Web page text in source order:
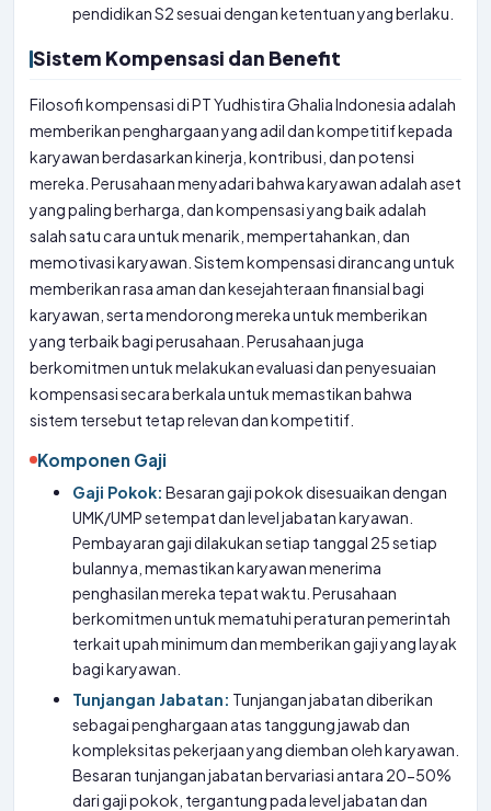
pendidikan S2 sesuai dengan ketentuan yang berlaku.
Sistem Kompensasi dan Benefit
Filosofi kompensasi di PT Yudhistira Ghalia Indonesia adalah
memberikan penghargaan yang adil dan kompetitif kepada
karyawan berdasarkan kinerja, kontribusi, dan potensi
mereka. Perusahaan menyadari bahwa karyawan adalah aset
yang paling berharga, dan kompensasi yang baik adalah
salah satu cara untuk menarik, mempertahankan, dan
memotivasi karyawan. Sistem kompensasi dirancang untuk
memberikan rasa aman dan kesejahteraan finansial bagi
karyawan, serta mendorong mereka untuk memberikan
yang terbaik bagi perusahaan. Perusahaan juga
berkomitmen untuk melakukan evaluasi dan penyesuaian
kompensasi secara berkala untuk memastikan bahwa
sistem tersebut tetap relevan dan kompetitif.
Komponen Gaji
Gaji Pokok: Besaran gaji pokok disesuaikan dengan
UMK/UMP setempat dan level jabatan karyawan.
Pembayaran gaji dilakukan setiap tanggal 25 setiap
bulannya, memastikan karyawan menerima
penghasilan mereka tepat waktu. Perusahaan
berkomitmen untuk mematuhi peraturan pemerintah
terkait upah minimum dan memberikan gaji yang layak
bagi karyawan.
Tunjangan Jabatan: Tunjangan jabatan diberikan
sebagai penghargaan atas tanggung jawab dan
kompleksitas pekerjaan yang diemban oleh karyawan.
Besaran tunjangan jabatan bervariasi antara 20-50%
dari gaji pokok, tergantung pada level jabatan dan